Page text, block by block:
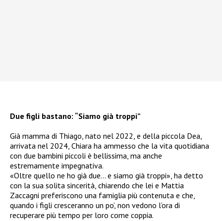
Due figli bastano: “Siamo già troppi”
Già mamma di Thiago, nato nel 2022, e della piccola Dea,
arrivata nel 2024, Chiara ha ammesso che la vita quotidiana
con due bambini piccoli è bellissima, ma anche
estremamente impegnativa.
«Oltre quello ne ho già due… e siamo già troppi», ha detto
con la sua solita sincerità, chiarendo che lei e Mattia
Zaccagni preferiscono una famiglia più contenuta e che,
quando i figli cresceranno un po’, non vedono l’ora di
recuperare più tempo per loro come coppia.